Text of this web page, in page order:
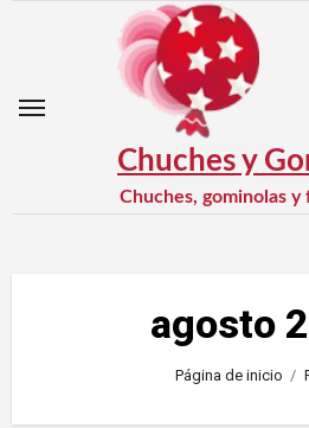
Chuches y
Chuches, gominolas y
agosto
Página de inicio